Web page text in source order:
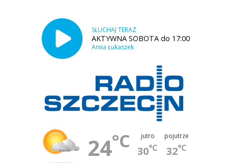
SŁUCHAJ TERAZ
AKTYWNA SOBOTA do 17:00
Anna Łukaszek
24°C jutro
30°C
pojutrze
32°C